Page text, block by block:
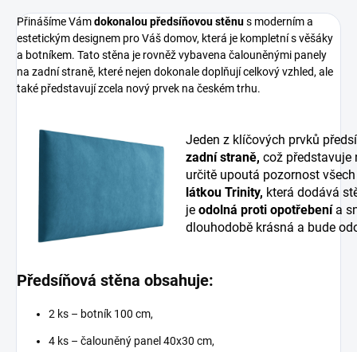
Přinášíme Vámdokonalou předsíňovou stěnus moderním a
estetickým designem pro Váš domov, která je kompletní s věšáky
a botníkem. Tato stěna je rovněž vybavena čalouněnými panely
na zadní straně, které nejen dokonale doplňují celkový vzhled, ale
také představují zcela nový prvek na českém trhu.
Jeden z klíčových prvků
zadní straně, což
určitě upoutá pozornost
látkou Trinity, která dodává
je odolná proti opotřebenía
dlouhodobě krásná a bude
Předsíňová stěna obsahuje:
2 ks – botník 100 cm,
4 ks – čalouněný panel 40x30 cm,